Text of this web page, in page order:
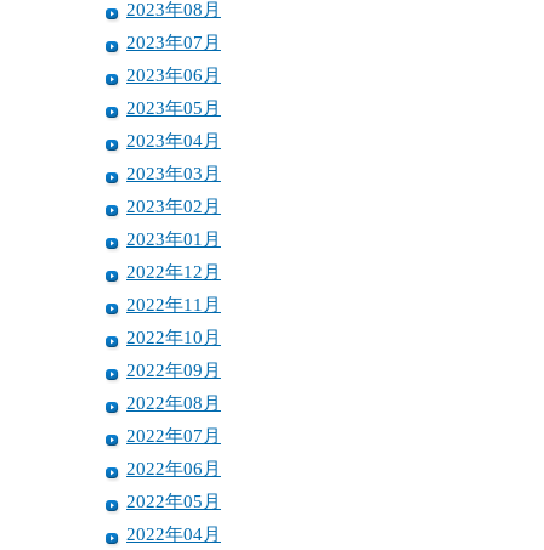
2023年08月
2023年07月
2023年06月
2023年05月
2023年04月
2023年03月
2023年02月
2023年01月
2022年12月
2022年11月
2022年10月
2022年09月
2022年08月
2022年07月
2022年06月
2022年05月
2022年04月